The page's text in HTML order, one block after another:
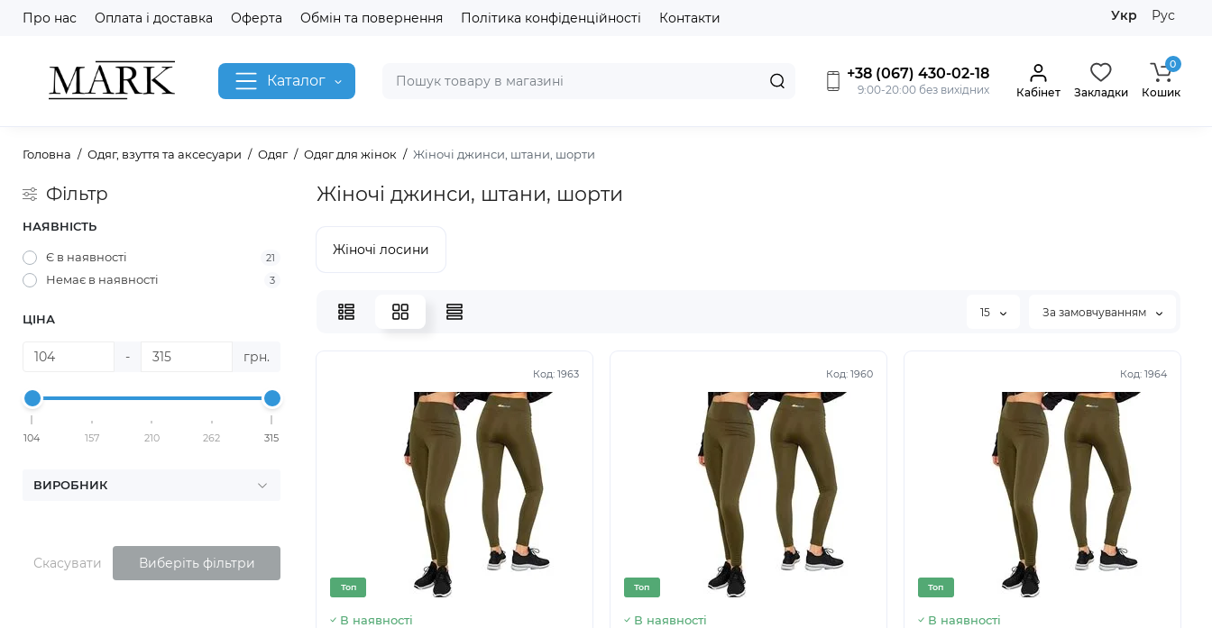
Про нас Оплата і доставка Оферта Обмін та повернення Політика конфіденційності Контакти Укр Рус
Каталог +38 (067) 430-02-18
9:00-20:00 без вихідних Кабінет Закладки
0
Кошик
Головна Одяг, взуття та аксесуари Одяг Одяг для жінок Жіночі джинси, штани, шорти
Фільтр
НАЯВНІСТЬ
Є в наявності 21
Немає в наявності 3
ЦІНА
- грн.
104 157 210 262 315
ВИРОБНИК
Скасувати Виберіть фільтри
Жіночі джинси, штани, шорти
Жіночі лосини
15 За замовчуванням
Код: 1963
Топ
В наявності
Код: 1960
Топ
В наявності
Код: 1964
Топ
В наявності